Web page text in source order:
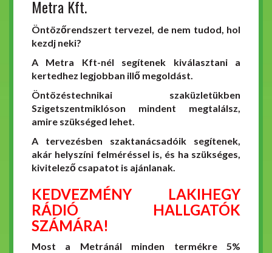
Metra Kft.
Öntözőrendszert tervezel, de nem tudod, hol
kezdj neki?
A Metra Kft-nél segítenek kiválasztani a
kertedhez legjobban illő megoldást.
Öntözéstechnikai szaküzletükben
Szigetszentmiklóson mindent megtalálsz,
amire szükséged lehet.
A tervezésben szaktanácsadóik segítenek,
akár helyszíni felméréssel is, és ha szükséges,
kivitelező csapatot is ajánlanak.
KEDVEZMÉNY LAKIHEGY
RÁDIÓ HALLGATÓK
SZÁMÁRA!
Most a Metránál minden termékre 5%